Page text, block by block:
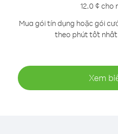
12.0 ¢ cho
Mua gói tín dụng hoặc gói
theo phút tốt
Xem